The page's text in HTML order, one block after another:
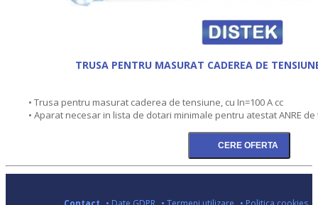
TRUSA PENTRU MASURAT CADEREA DE
• Trusa pentru masurat caderea de tensiune, cu In=100 A cc
• Aparat necesar in lista de dotari minimale pentru atestat ANRE de